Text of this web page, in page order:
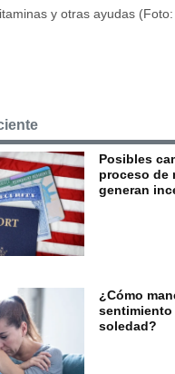
y otras ayudas
Posibles
proceso de
generan
¿Cómo
sentimiento
soledad?